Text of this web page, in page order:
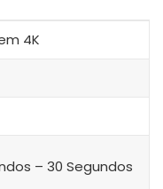
4K
– 30 Segundos